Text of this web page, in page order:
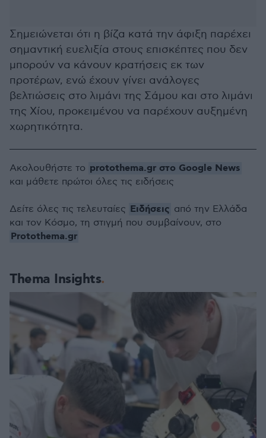
Σημειώνεται ότι η βίζα κατά την άφιξη παρέχει
σημαντική ευελιξία στους επισκέπτες που δεν
μπορούν να κάνουν κρατήσεις εκ των
προτέρων, ενώ έχουν γίνει ανάλογες
βελτιώσεις στο λιμάνι της Σάμου και στο λιμάνι
της Χίου, προκειμένου να παρέχουν αυξημένη
χωρητικότητα.
Thema Insights
Ακολουθήστε το protothema.gr στο Google News
και μάθετε πρώτοι όλες τις ειδήσεις
Δείτε όλες τις τελευταίες Ειδήσεις από την Ελλάδα
και τον Κόσμο, τη στιγμή που συμβαίνουν, στο
Protothema.gr